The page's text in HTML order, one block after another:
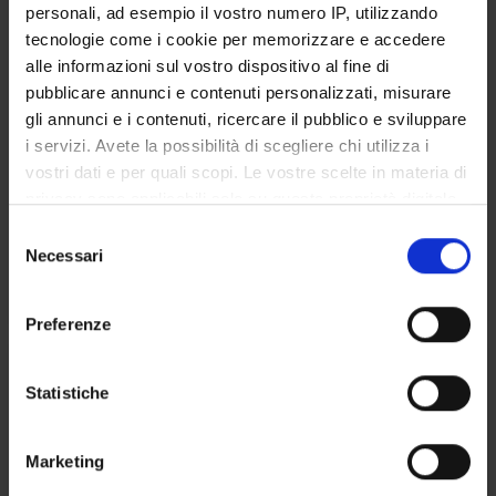
personali, ad esempio il vostro numero IP, utilizzando
tecnologie come i cookie per memorizzare e accedere
alle informazioni sul vostro dispositivo al fine di
pubblicare annunci e contenuti personalizzati, misurare
gli annunci e i contenuti, ricercare il pubblico e sviluppare
i servizi. Avete la possibilità di scegliere chi utilizza i
vostri dati e per quali scopi. Le vostre scelte in materia di
modificare o revocare il proprio consenso in qualsiasi
momento dalla Dichiarazione sui cookie o facendo clic
raccogliere informazioni sulla tua posizione
geografica, con un'approssimazione di qualche
Identificare il tuo dispositivo, scansionandolo
Necessari
Preferenze
Statistiche
Marketing
Credits
1
Period
1 SEMESTRE PROFESSIONI SANITARIE
Location
VERONA
Academic staff
Filippo Marani
PRINCIPLES OF CLINICAL
NUTRITION
Credits
1